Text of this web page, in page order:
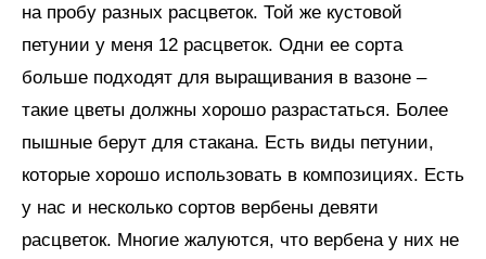
на пробу разных расцветок. Той же кустовой
петунии у меня 12 расцветок. Одни ее сорта
больше подходят для выращивания в вазоне –
такие цветы должны хорошо разрастаться. Более
пышные берут для стакана. Есть виды петунии,
которые хорошо использовать в композициях. Есть
у нас и несколько сортов вербены девяти
расцветок. Многие жалуются, что вербена у них не